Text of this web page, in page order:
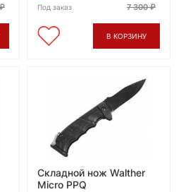
Под заказ 7 300
В КОРЗИНУ
Складной нож Walther
Micro PPQ